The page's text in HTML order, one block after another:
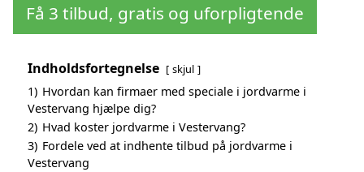
Få 3 tilbud, gratis og uforpligtende
Indholdsfortegnelse skjul
1) Hvordan kan firmaer med speciale i jordvarme i
Vestervang hjælpe dig?
2) Hvad koster jordvarme i Vestervang?
3) Fordele ved at indhente tilbud på jordvarme i
Vestervang